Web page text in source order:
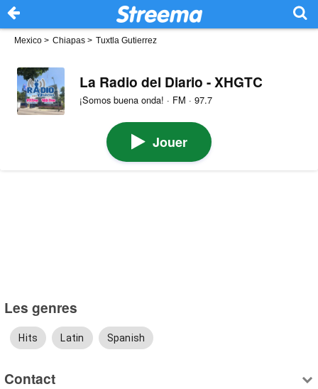
Mexico > Chiapas > Tuxtla Gutierrez
La Radio del Diario - XHGTC
¡Somos buena onda! · FM · 97.7
Jouer
Les genres
Hits Latin Spanish
Contact